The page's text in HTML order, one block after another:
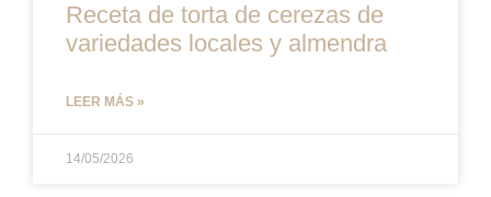
Receta de torta de cerezas de
variedades locales y almendra
LEER MÁS »
14/05/2026